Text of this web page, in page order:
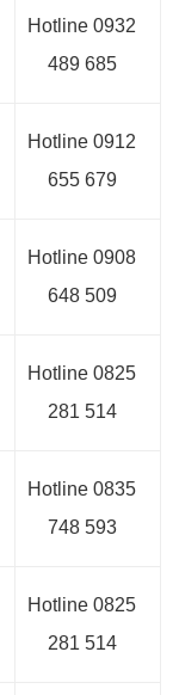
Hotline 0932
489 685
Hotline 0912
655 679
Hotline 0908
648 509
Hotline 0825
281 514
Hotline 0835
748 593
Hotline 0825
281 514